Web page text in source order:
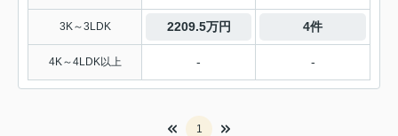
3K～3LDK 2209.5万円 4件
4K～4LDK以上 - -
1